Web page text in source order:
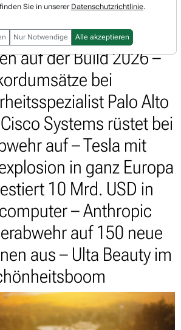
– Bitcoin rutscht ab
mit zahlreichen
auf der Build 2026 –
bei
Palo Alto
Systems rüstet bei
auf – Tesla mit
in ganz Europa
10 Mrd. USD in
– Anthropic
auf 150 neue
aus – Ulta Beauty im
Sie in unserer Datenschutzrichtlinie.
Nur Notwendige Alle akzeptieren